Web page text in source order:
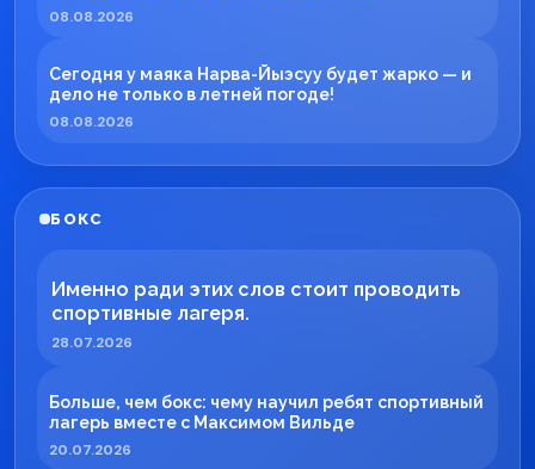
08.08.2026
Сегодня у маяка Нарва-Йыэсуу будет жарко — и
дело не только в летней погоде!
08.08.2026
БОКС
Именно ради этих слов стоит проводить
спортивные лагеря.
28.07.2026
Больше, чем бокс: чему научил ребят спортивный
лагерь вместе с Максимом Вильде
20.07.2026